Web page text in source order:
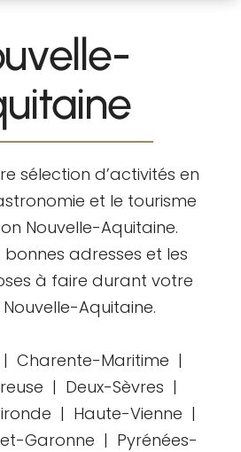
sélection d’activités en
et le tourisme
Nouvelle-Aquitaine.
bonnes adresses et les
à faire durant votre
Aquitaine.
Charente-Maritime |
| Deux-Sèvres |
| Haute-Vienne |
Garonne | Pyrénées-